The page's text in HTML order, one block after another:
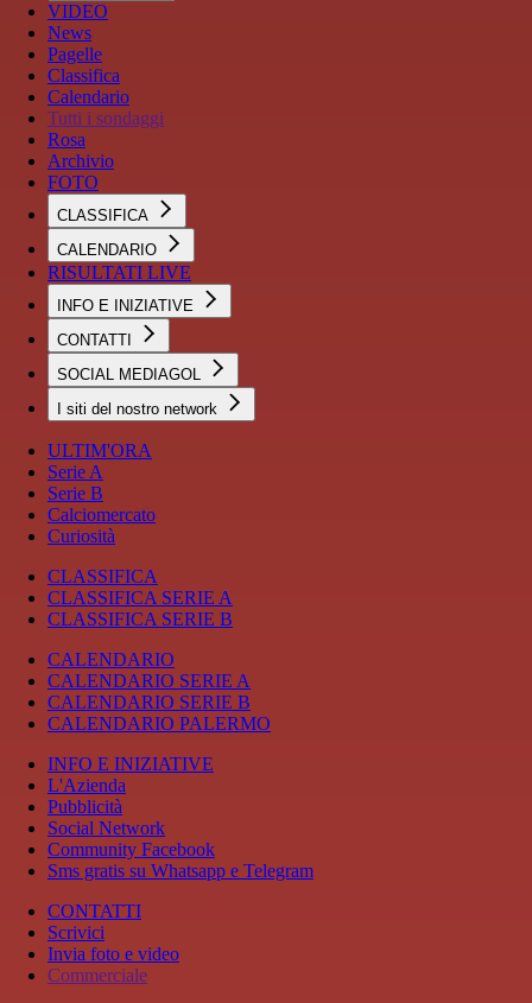
VIDEO
News
Pagelle
Classifica
Calendario
Tutti i sondaggi
Rosa
Archivio
FOTO
CLASSIFICA
CALENDARIO
RISULTATI LIVE
INFO E INIZIATIVE
CONTATTI
SOCIAL MEDIAGOL
I siti del nostro network
ULTIM'ORA
Serie A
Serie B
Calciomercato
Curiosità
CLASSIFICA
CLASSIFICA SERIE A
CLASSIFICA SERIE B
CALENDARIO
CALENDARIO SERIE A
CALENDARIO SERIE B
CALENDARIO PALERMO
INFO E INIZIATIVE
L'Azienda
Pubblicità
Social Network
Community Facebook
Sms gratis su Whatsapp e Telegram
CONTATTI
Scrivici
Invia foto e video
Commerciale